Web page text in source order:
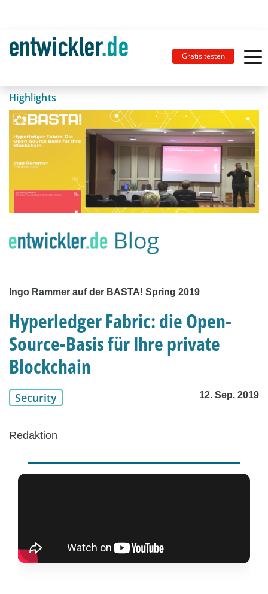
Gratis testen
Highlights
Ingo Rammer auf der BASTA! Spring 2019
Hyperledger Fabric: die Open-
Source-Basis für Ihre private
Blockchain
Security 12. Sep. 2019
Redaktion